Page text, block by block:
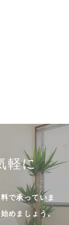
軽に
で承っていま
めましょう。